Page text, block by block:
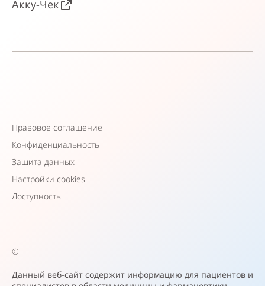
Акку-Чек
Правовое соглашение
Конфиденциальность
Защита данных
Настройки cookies
Доступность
©
Данный веб-сайт содержит информацию для пациентов и